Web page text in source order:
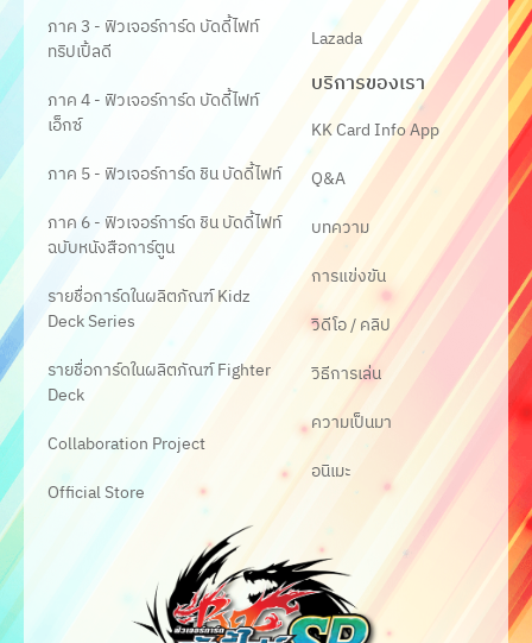
ภาค 3 - ฟิวเจอร์การ์ด บัดดี้ไฟท์
ทริปเปิ้ลดี
ภาค 4 - ฟิวเจอร์การ์ด บัดดี้ไฟท์
เอ็กซ์
ภาค 5 - ฟิวเจอร์การ์ด ชิน บัดดี้ไฟท์
ภาค 6 - ฟิวเจอร์การ์ด ชิน บัดดี้ไฟท์
ฉบับหนังสือการ์ตูน
รายชื่อการ์ดในผลิตภัณฑ์ Kidz
Deck Series
รายชื่อการ์ดในผลิตภัณฑ์ Fighter
Deck
Collaboration Project
Official Store
Lazada
บริการของเรา
KK Card Info App
Q&A
บทความ
การแข่งขัน
วิดีโอ / คลิป
วิธีการเล่น
ความเป็นมา
อนิเมะ